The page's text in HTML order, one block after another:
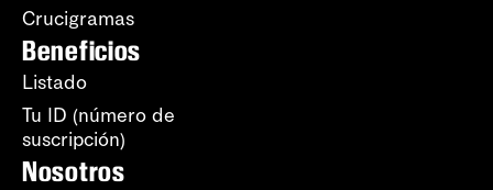
Crucigramas
Beneficios
Listado
Tu ID (número de
suscripción)
Nosotros